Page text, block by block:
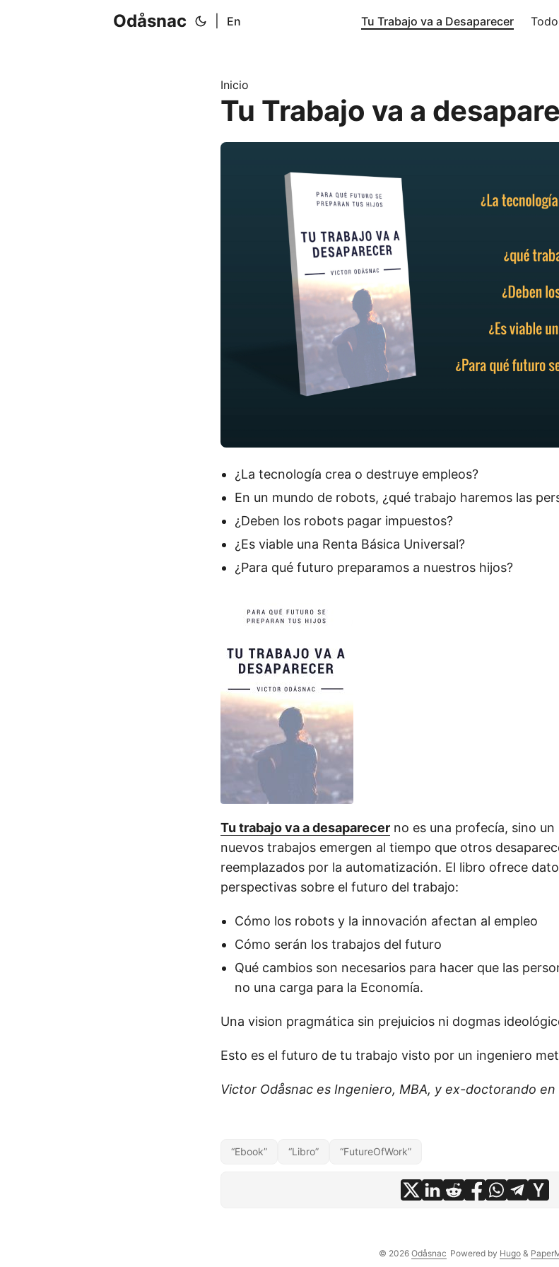
Odåsnac En Tu Trabajo va a Desaparecer
Inicio
Tu Trabajo va a
¿La tecnología crea o destruye empleos?
En un mundo de robots, ¿qué trabajo haremos las
¿Deben los robots pagar impuestos?
¿Es viable una Renta Básica Universal?
¿Para qué futuro preparamos a nuestros hijos?
Tu trabajo va a desaparecer no es una profecía, sino
nuevos trabajos emergen al tiempo que otros
reemplazados por la automatización. El libro ofrece
perspectivas sobre el futuro del trabajo:
Cómo los robots y la innovación afectan al empleo
Cómo serán los trabajos del futuro
Qué cambios son necesarios para hacer que las
no una carga para la Economía.
Una vision pragmática sin prejuicios ni dogmas
Esto es el futuro de tu trabajo visto por un ingeniero
Victor Odåsnac es Ingeniero, MBA, y ex-doctorando
“Ebook” “Libro” “FutureOfWork”
© 2026 Odåsnac Powered by Hugo&